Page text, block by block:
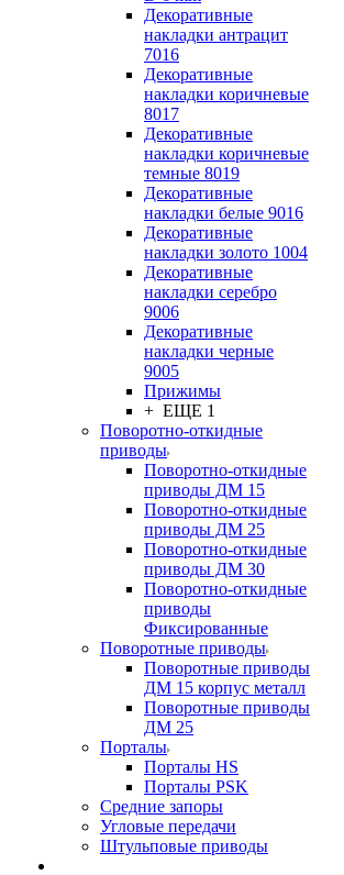
Декоративные
накладки антрацит
7016
Декоративные
накладки коричневые
8017
Декоративные
накладки коричневые
темные 8019
Декоративные
накладки белые 9016
Декоративные
накладки золото 1004
Декоративные
накладки серебро
9006
Декоративные
накладки черные
9005
Прижимы
+ ЕЩЕ 1
Поворотно-откидные
приводы
Поворотно-откидные
приводы ДМ 15
Поворотно-откидные
приводы ДМ 25
Поворотно-откидные
приводы ДМ 30
Поворотно-откидные
приводы
Фиксированные
Поворотные приводы
Поворотные приводы
ДМ 15 корпус металл
Поворотные приводы
ДМ 25
Порталы
Порталы HS
Порталы PSK
Средние запоры
Угловые передачи
Штульповые приводы